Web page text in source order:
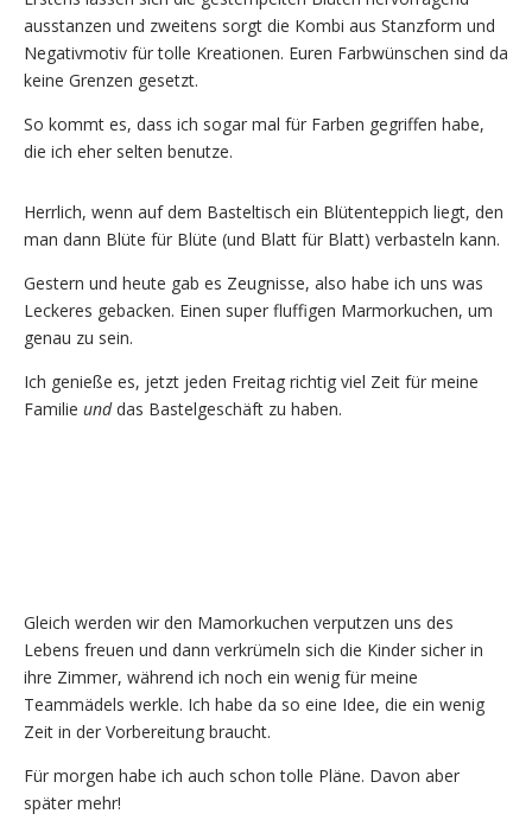
ausstanzen und zweitens sorgt die Kombi aus Stanzform und
Negativmotiv für tolle Kreationen. Euren Farbwünschen sind da
keine Grenzen gesetzt.
So kommt es, dass ich sogar mal für Farben gegriffen habe,
die ich eher selten benutze.
Herrlich, wenn auf dem Basteltisch ein Blütenteppich liegt, den
man dann Blüte für Blüte (und Blatt für Blatt) verbasteln kann.
Gestern und heute gab es Zeugnisse, also habe ich uns was
Leckeres gebacken. Einen super fluffigen Marmorkuchen, um
genau zu sein.
Ich genieße es, jetzt jeden Freitag richtig viel Zeit für meine
Familie unddas Bastelgeschäft zu haben.
Gleich werden wir den Mamorkuchen verputzen uns des
Lebens freuen und dann verkrümeln sich die Kinder sicher in
ihre Zimmer, während ich noch ein wenig für meine
Teammädels werkle. Ich habe da so eine Idee, die ein wenig
Zeit in der Vorbereitung braucht.
Für morgen habe ich auch schon tolle Pläne. Davon aber
später mehr!